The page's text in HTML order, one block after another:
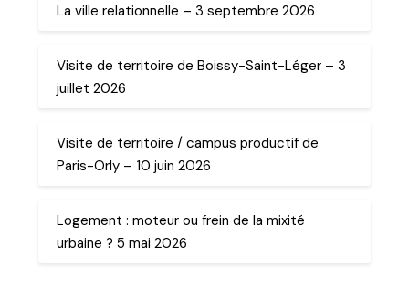
La ville relationnelle – 3 septembre 2026
Visite de territoire de Boissy-Saint-Léger – 3
juillet 2026
Visite de territoire / campus productif de
Paris-Orly – 10 juin 2026
Logement : moteur ou frein de la mixité
urbaine ? 5 mai 2026